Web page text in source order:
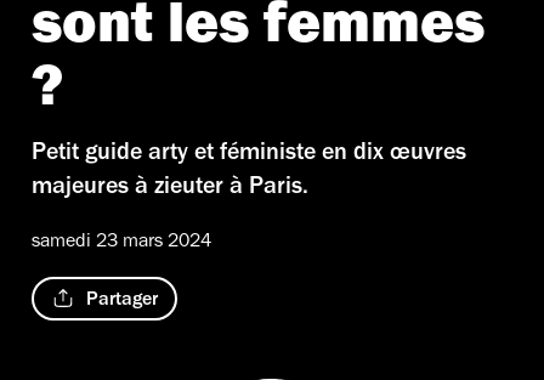
sont les femmes
?
Petit guide arty et féministe en dix œuvres
majeures à zieuter à Paris.
samedi 23 mars 2024
Partager